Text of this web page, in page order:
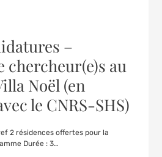
–
chercheur(e)s au
Noël (en
le CNRS-SHS)
2 résidences offertes pour la
Durée : 3…